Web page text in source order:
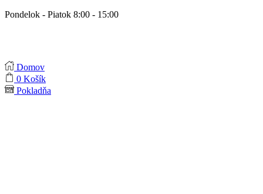
Pondelok - Piatok 8:00 - 15:00
Domov
0 Košík
Pokladňa